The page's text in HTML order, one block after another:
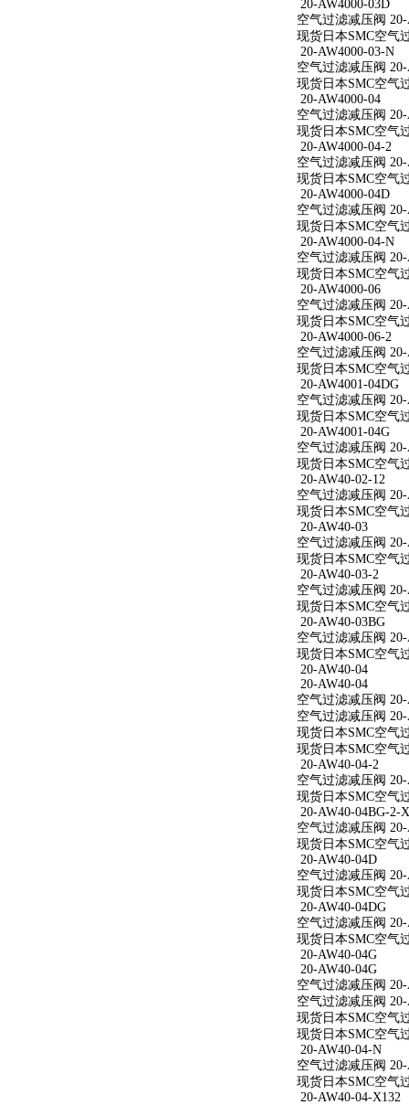
20-AW4000-03D
空气过滤减压阀 20-
现货日本SMC空气
20-AW4000-03-N
空气过滤减压阀
现货日本SMC空气
20-AW4000-04
空气过滤减压阀 20-
现货日本SMC空气
20-AW4000-04-2
空气过滤减压阀 20-
现货日本SMC空气
20-AW4000-04D
空气过滤减压阀 20-
现货日本SMC空气
20-AW4000-04-N
空气过滤减压阀
现货日本SMC空气
20-AW4000-06
空气过滤减压阀 20-
现货日本SMC空气
20-AW4000-06-2
空气过滤减压阀 20-
现货日本SMC空气
20-AW4001-04DG
空气过滤减压阀 20-
现货日本SMC空气
20-AW4001-04G
空气过滤减压阀 20-
现货日本SMC空气
20-AW40-02-12
空气过滤减压阀 20-
现货日本SMC空气
20-AW40-03
空气过滤减压阀 20-
现货日本SMC空气
20-AW40-03-2
空气过滤减压阀
现货日本SMC空气
20-AW40-03BG
空气过滤减压阀 20-
现货日本SMC空气
20-AW40-04
20-AW40-04
空气过滤减压阀 20-
空气过滤减压阀 20-
现货日本SMC空气
现货日本SMC空气
20-AW40-04-2
空气过滤减压阀
现货日本SMC空气
20-AW40-04BG-2-
空气过滤减压阀
现货日本SMC空气
20-AW40-04D
空气过滤减压阀
现货日本SMC空气
20-AW40-04DG
空气过滤减压阀
现货日本SMC空气
20-AW40-04G
20-AW40-04G
空气过滤减压阀 20-
空气过滤减压阀 20-
现货日本SMC空气
现货日本SMC空气
20-AW40-04-N
空气过滤减压阀
现货日本SMC空气
20-AW40-04-X132